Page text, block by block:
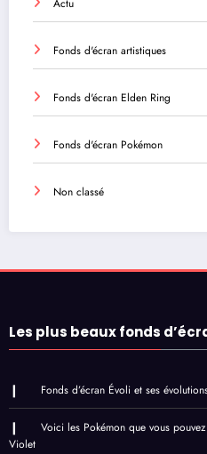
Actu
Fonds d'écran artistiques
Fonds d'écran Elden Ring
Fonds d'écran Pokémon
Non classé
Les plus beaux fonds
Fonds d’écran Évoli et ses
Voici les Pokémon que vous
Violet